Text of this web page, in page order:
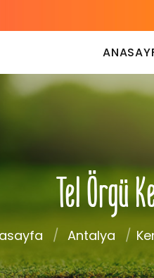
Tel Örgü
Antalya